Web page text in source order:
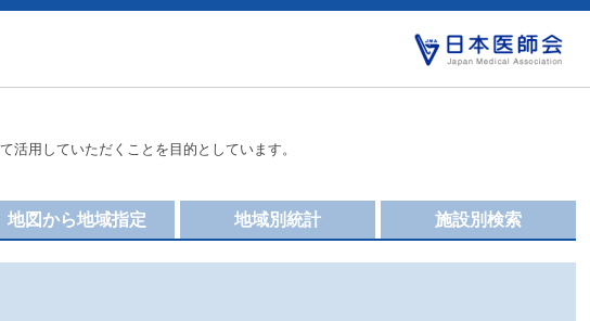
用していただくことを目的としています。
施設別検索
地域別統計
地図から地域指定